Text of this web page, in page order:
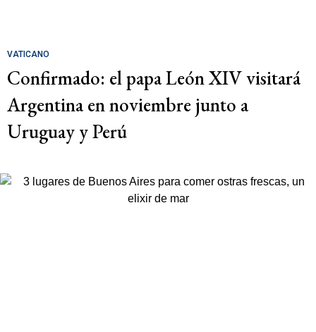
VATICANO
Confirmado: el papa León XIV visitará
Argentina en noviembre junto a
Uruguay y Perú